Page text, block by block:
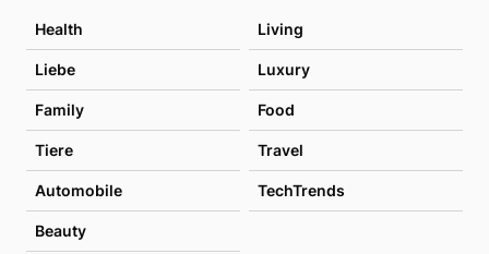
Health Living
Liebe Luxury
Family Food
Tiere Travel
Automobile TechTrends
Beauty